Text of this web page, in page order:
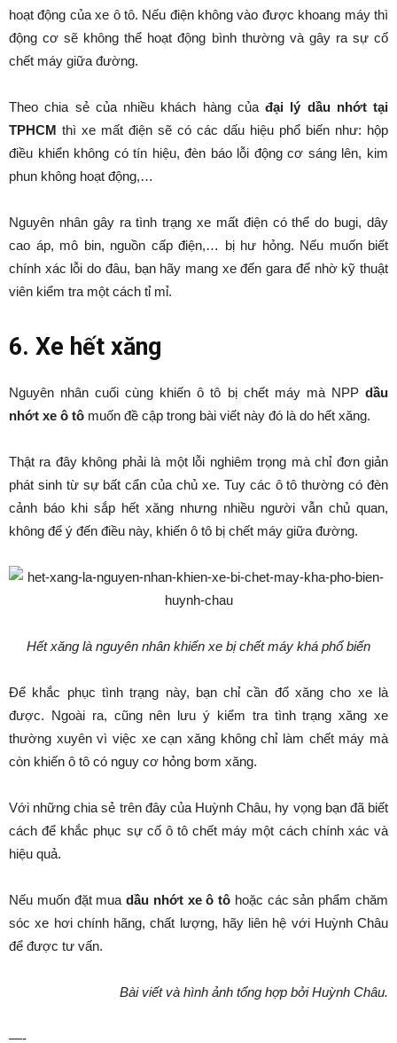
hoạt động của xe ô tô. Nếu điện không vào được khoang máy thì
động cơ sẽ không thể hoạt động bình thường và gây ra sự cố
chết máy giữa đường.
Theo chia sẻ của nhiều khách hàng của đại lý dầu nhớt tại
TPHCM thì xe mất điện sẽ có các dấu hiệu phổ biến như: hộp
điều khiển không có tín hiệu, đèn báo lỗi động cơ sáng lên, kim
phun không hoạt động,…
Nguyên nhân gây ra tình trạng xe mất điện có thể do bugi, dây
cao áp, mô bin, nguồn cấp điện,… bị hư hỏng. Nếu muốn biết
chính xác lỗi do đâu, bạn hãy mang xe đến gara để nhờ kỹ thuật
viên kiểm tra một cách tỉ mỉ.
6. Xe hết xăng
Nguyên nhân cuối cùng khiến ô tô bị chết máy mà NPP dầu
nhớt xe ô tô muốn đề cập trong bài viết này đó là do hết xăng.
Thật ra đây không phải là một lỗi nghiêm trọng mà chỉ đơn giản
phát sinh từ sự bất cẩn của chủ xe. Tuy các ô tô thường có đèn
cảnh báo khi sắp hết xăng nhưng nhiều người vẫn chủ quan,
không để ý đến điều này, khiến ô tô bị chết máy giữa đường.
Hết xăng là nguyên nhân khiến xe bị chết máy khá phổ biến
Để khắc phục tình trạng này, bạn chỉ cần đổ xăng cho xe là
được. Ngoài ra, cũng nên lưu ý kiểm tra tình trạng xăng xe
thường xuyên vì việc xe cạn xăng không chỉ làm chết máy mà
còn khiến ô tô có nguy cơ hỏng bơm xăng.
Với những chia sẻ trên đây của Huỳnh Châu, hy vọng bạn đã biết
cách để khắc phục sự cố ô tô chết máy một cách chính xác và
hiệu quả.
Nếu muốn đặt muadầu nhớt xe ô tô hoặc các sản phẩm chăm
sóc xe hơi chính hãng, chất lượng, hãy liên hệ với Huỳnh Châu
để được tư vấn.
Bài viết và hình ảnh tổng hợp bởi Huỳnh Châu.
—-